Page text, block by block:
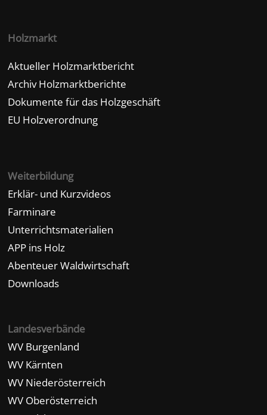
Holzmarkt
Aktueller Holzmarktbericht
Archiv Holzmarktberichte
Dokumente für das Holzgeschäft
EU Holzverordnung
Weiterbildung
Erklär- und Kurzvideos
Farminare
Unterrichtsmaterialien
APP ins Holz
Abenteuer Waldwirtschaft
Downloads
Landesverbände
WV Burgenland
WV Kärnten
WV Niederösterreich
WV Oberösterreich